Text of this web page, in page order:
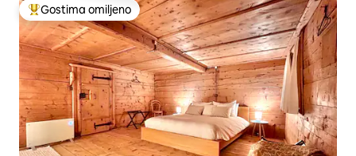
Najuspešniji među gostima omiljenim
Gostima omiljeno